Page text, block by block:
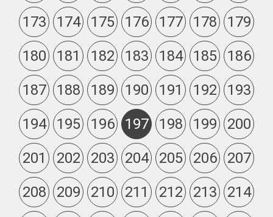
173
174 175 176 177 178
179
180
181 182 183 184 185
186
187
188 189 190 191 192
193
194
195 196 197 198 199
200
201
202 203 204 205 206
207
208
209 210 211 212 213
214